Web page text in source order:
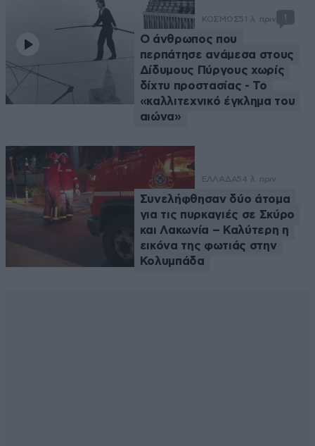
ΚΟΣΜΟΣ51 λ. πριν 1
Ο άνθρωπος που
περπάτησε ανάμεσα στους
Δίδυμους Πύργους χωρίς
δίχτυ προστασίας - Το
«καλλιτεχνικό έγκλημα του
αιώνα»
ΕΛΛΑΔΑ54 λ. πριν
Συνελήφθησαν δύο άτομα
για τις πυρκαγιές σε Σκύρο
και Λακωνία – Καλύτερη η
εικόνα της φωτιάς στην
Κολυμπάδα